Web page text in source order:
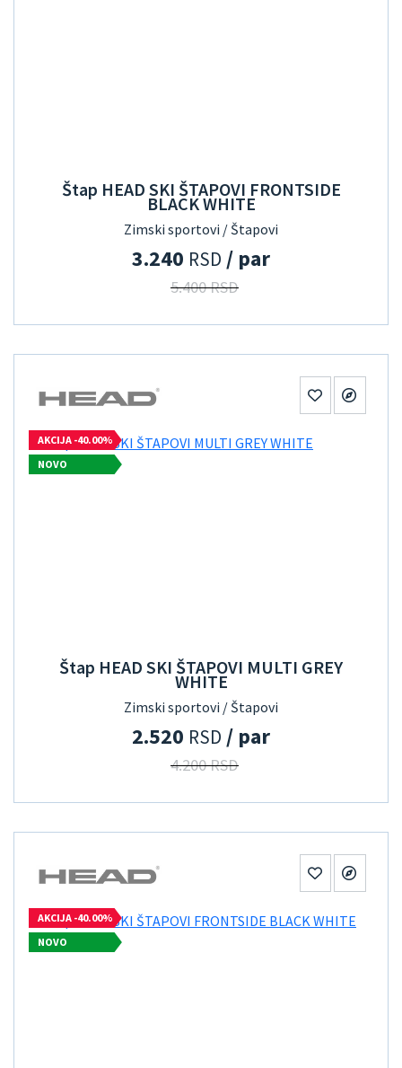
Štap HEAD SKI ŠTAPOVI FRONTSIDE
BLACK WHITE
Zimski sportovi / Štapovi
3.240 RSD / par
5.400 RSD
AKCIJA -40.00%
NOVO
Štap HEAD SKI ŠTAPOVI MULTI GREY
WHITE
Zimski sportovi / Štapovi
2.520 RSD / par
4.200 RSD
AKCIJA -40.00%
NOVO